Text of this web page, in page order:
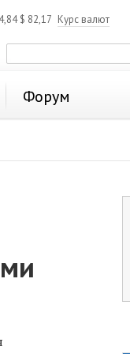
$ 82,17 Курс валют
Форум